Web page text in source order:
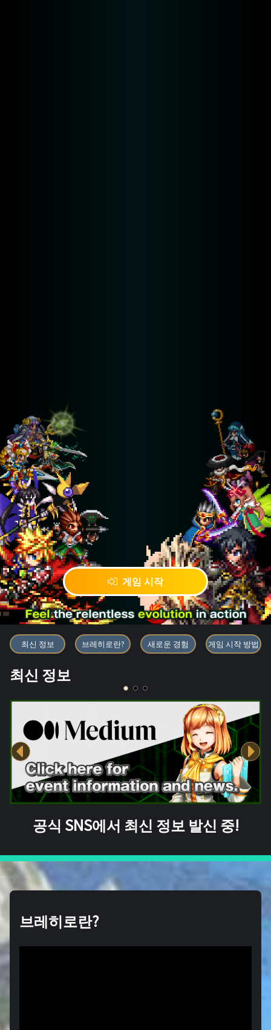
게임 시작
블록체인 게임 「BRAVE
최신 정보 브레히로란? 새로운 경험 게임 시작 방법
최신 정보
공식 SNS에서 최신 정보 발신 중!
브레히로란?